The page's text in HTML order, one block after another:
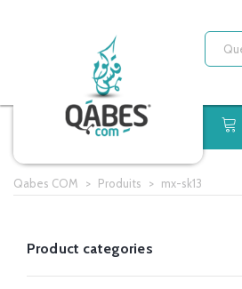
Qabes COM > Produits > mx-sk13
Product categories